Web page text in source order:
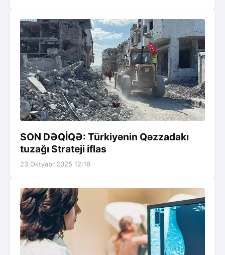
SON DƏQİQƏ: Türkiyənin Qəzzadakı
tuzağı Strateji iflas
23.Oktyabr.2025 12:16